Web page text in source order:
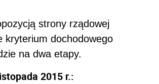
strony rządowej
kryterium dochodowego
na dwa etapy.
2015 r.: